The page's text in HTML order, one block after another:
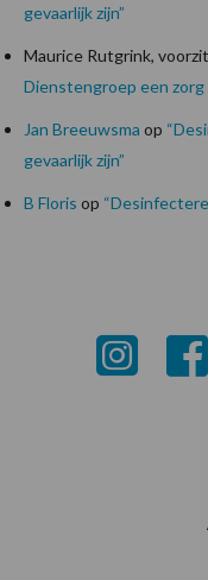
gevaarlijk zijn”
Maurice Rutgrink,
Dienstengroep een zorg
Jan Breeuwsma op
gevaarlijk zijn”
B Floris op